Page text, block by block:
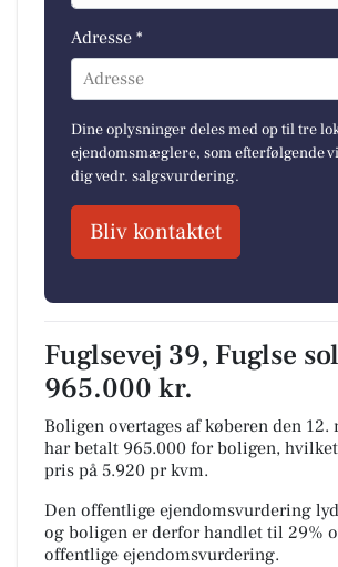
Adresse *
Adresse
Dine oplysninger deles med op til tre
ejendomsmæglere, som efterfølgende
dig vedr. salgsvurdering.
Bliv kontaktet
Fuglsevej 39, Fuglse
965.000 kr.
Boligen overtages af køberen den 12.
har betalt 965.000 for boligen,
pris på 5.920 pr kvm.
Den offentlige ejendomsvurdering
og boligen er derfor handlet til 29%
offentlige ejendomsvurdering.